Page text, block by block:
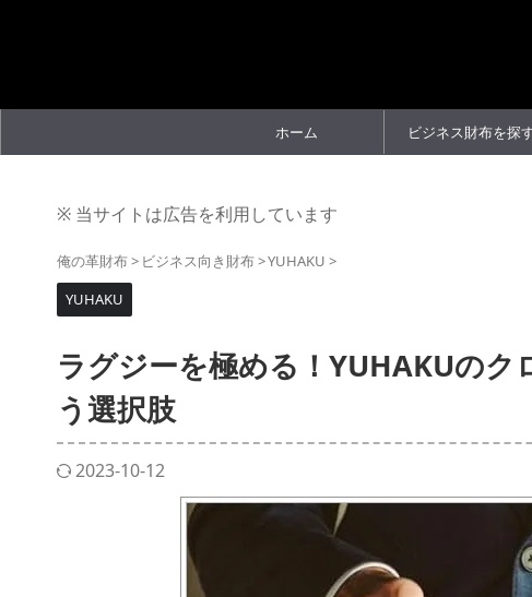
ホーム ビジネス財布を探
※ 当サイトは広告を利用しています
俺の革財布> ビジネス向き財布>YUHAKU >
YUHAKU
ラグジーを極める！YUHAKUの
う選択肢
2023-10-12